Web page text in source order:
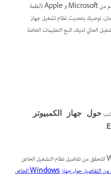
تتوافق عروض تطبيقاتنا مع أحدث سياسات الدعم من Microsoft و Apple لأنظمة
نوصيك بتحديث نظام تشغيل جهاز
الحالي لديك، اتبع التعليمات الخاصة
حول جهاز الكمبيوتر
.
انتقل إلى قسم مواصفات Windows للتحقق من تفاصيل نظام التشغيل الخاص
العثور على مزيد من التفاصيل حول جهاز Windows الخاص